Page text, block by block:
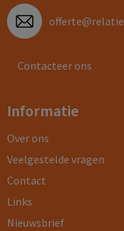
Contacteer ons
Informatie
Over ons
Veelgestelde vragen
Contact
Links
Nieuwsbrief